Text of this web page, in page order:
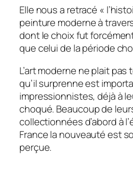
Elle nous a retracé «
peinture moderne à
dont le choix fut
que celui de la période
L’art moderne ne plait pas
qu’il surprenne est
impressionnistes, déjà à
choqué. Beaucoup de
collectionnées d’abord à
France la nouveauté est
perçue.